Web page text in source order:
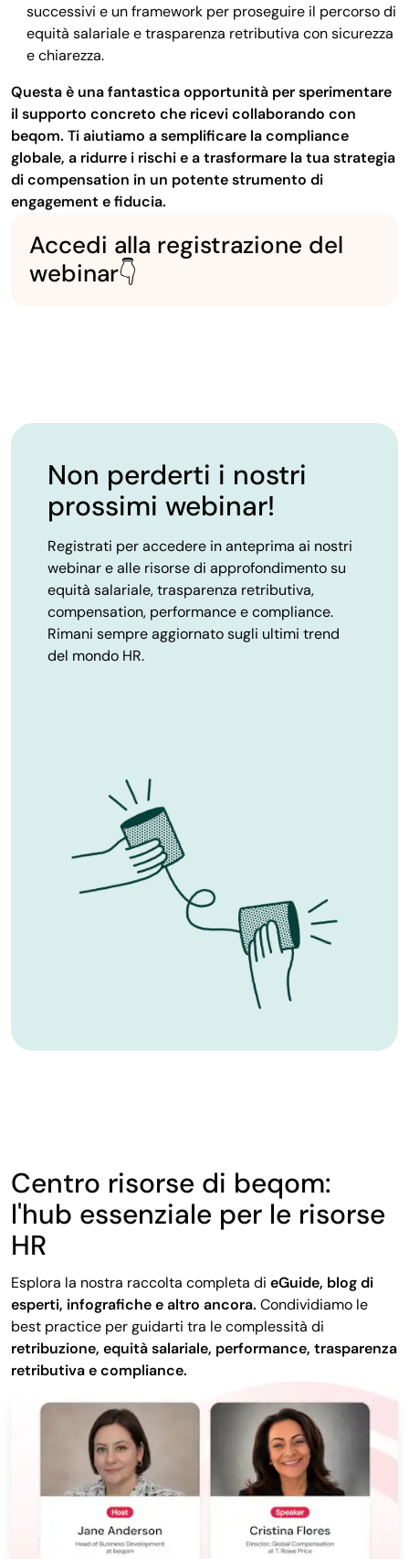
successivi e un framework per proseguire il percorso di
equità salariale e trasparenza retributiva con sicurezza
e chiarezza.
Questa è una fantastica opportunità per sperimentare
il supporto concreto che ricevi collaborando con
beqom. Ti aiutiamo a semplificare la compliance
globale, a ridurre i rischi e a trasformare la tua strategia
di compensation in un potente strumento di
engagement e fiducia.
Accedi alla registrazione del
webinar👇
Non perderti i nostri
prossimi webinar!
Registrati per accedere in anteprima ai nostri
webinar e alle risorse di approfondimento su
equità salariale, trasparenza retributiva,
compensation, performance e compliance.
Rimani sempre aggiornato sugli ultimi trend
del mondo HR.
Centro risorse di beqom:
l'hub essenziale per le risorse
HR
Esplora la nostra raccolta completa di eGuide, blog di
esperti, infografiche e altro ancora. Condividiamo le
best practice per guidarti tra le complessità di
retribuzione, equità salariale, performance, trasparenza
retributiva e compliance.